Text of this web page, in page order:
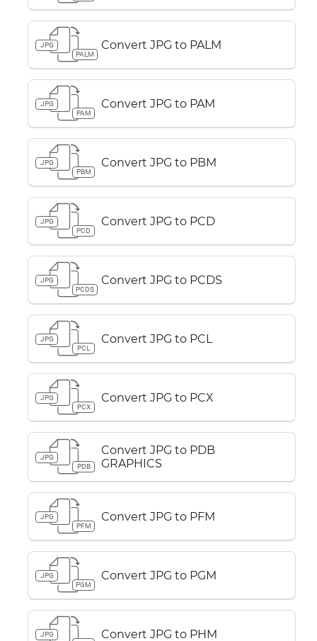
JPG
PALM
Convert JPG to PALM
JPG
PAM
Convert JPG to PAM
JPG
PBM
Convert JPG to PBM
JPG
PCD
Convert JPG to PCD
JPG
PCDS
Convert JPG to PCDS
JPG
PCL
Convert JPG to PCL
JPG
PCX
Convert JPG to PCX
JPG
PDB
Convert JPG to PDB
GRAPHICS
JPG
PFM
Convert JPG to PFM
JPG
PGM
Convert JPG to PGM
JPG
Convert JPG to PHM